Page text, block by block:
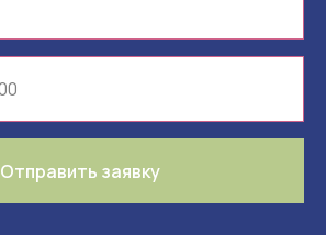
Отправить заявку